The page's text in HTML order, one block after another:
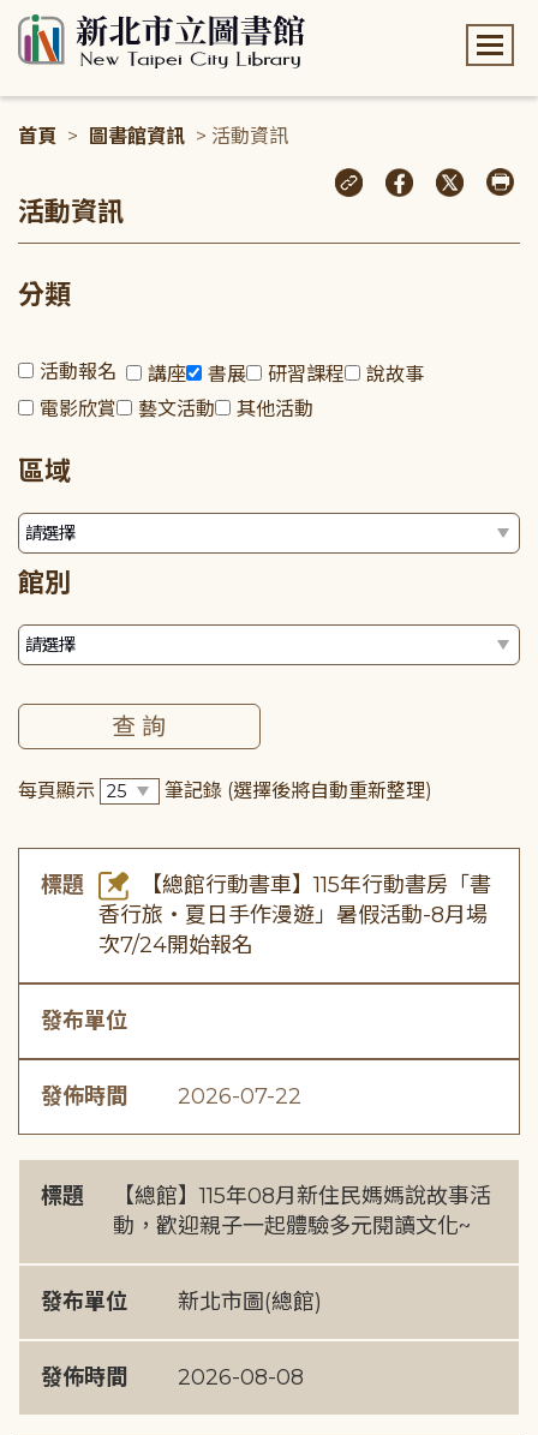
首頁 > 圖書館資訊 > 活動資訊
活動資訊
分類
活動報名 講座 書展 研習課程
說故事
電影欣賞
藝文活動 其他活動
區域
館別
每頁顯示 筆記錄 (選擇後將自動重新整理)
標題
【總館行動書車】115年行動書房「書
香行旅・夏日手作漫遊」暑假活動-8月場
次7/24開始報名
發布單位
發佈時間 2026-07-22
標題
【總館】115年08月新住民媽媽說故事活
動，歡迎親子一起體驗多元閱讀文化~
發布單位 新北市圖(總館)
發佈時間 2026-08-08